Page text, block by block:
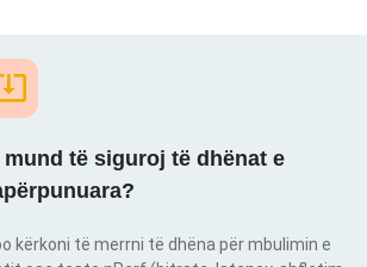
mund të siguroj të dhënat e
kërkoni të merrni të dhëna për mbulimin e